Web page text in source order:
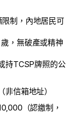
制，內地居民可
，無破產或精神
持TCSP牌照的公
信箱地址）
（認繳制，